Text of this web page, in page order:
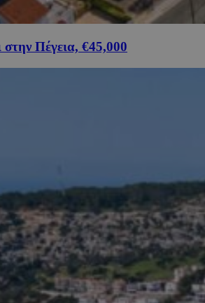
στην Πέγεια, €45,000